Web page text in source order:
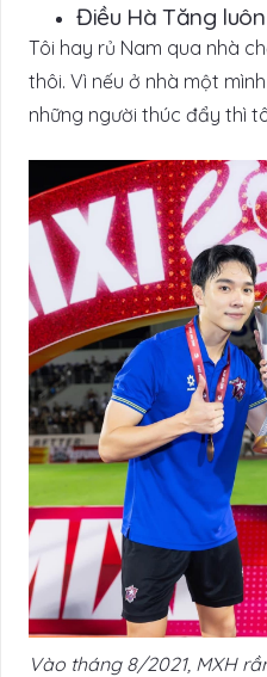
Điều Hà Tăng
Tôi hay rủ Nam qua nhà
thôi. Vì nếu ở nhà một
những người thúc đẩy thì
Vào tháng 8/2021, MXH